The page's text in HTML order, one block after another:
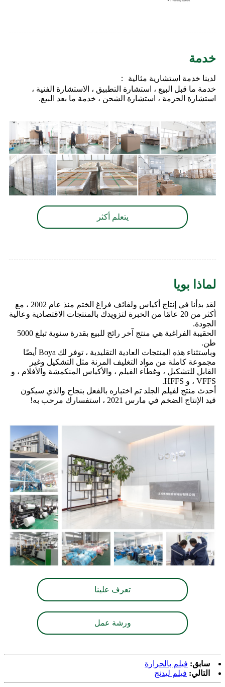
خدمة
لدينا خدمة استشارية مثالية ：
خدمة ما قبل البيع ، استشارة التطبيق ، الاستشارة الفنية ،
استشارة الحزمة ، استشارة الشحن ، خدمة ما بعد البيع.
يتعلم أكثر
لماذا بويا
لقد بدأنا في إنتاج أكياس ولفائف فراغ الختم منذ عام 2002 ، مع
أكثر من 20 عامًا من الخبرة لتزويدك بالمنتجات الاقتصادية وعالية
الجودة.
الحقيبة الفراغية هي منتج آخر رائج للبيع بقدرة سنوية تبلغ 5000
طن.
وباستثناء هذه المنتجات العادية التقليدية ، توفر لك Boya أيضًا
مجموعة كاملة من مواد التغليف المرنة مثل التشكيل وغير
القابل للتشكيل ، وغطاء الفيلم ، والأكياس المنكمشة والأفلام ، و
VFFS ، و HFFS.
أحدث منتج لفيلم الجلد تم اختباره بالفعل بنجاح والذي سيكون
قيد الإنتاج الضخم في مارس 2021 ، استفسارك مرحب به!
تعرف علينا
ورشة عمل
سابق: فيلم بالحرارة
التالي: فيلم ليدنج